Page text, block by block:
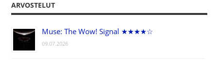
ARVOSTELUT
Muse: The Wow! Signal ★★★★☆
09.07.2026